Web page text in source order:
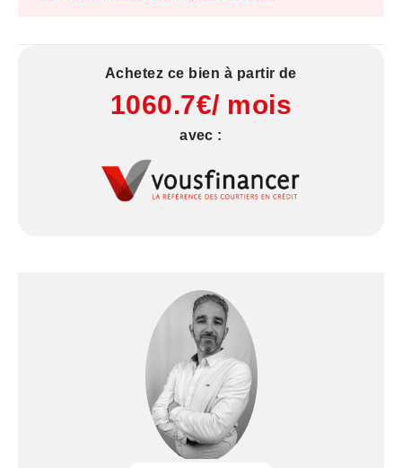
Achetez ce bien à partir de
1060.7€/ mois
avec :